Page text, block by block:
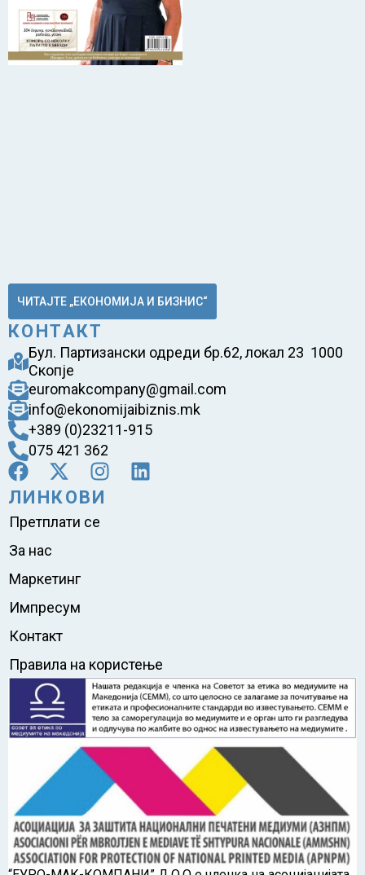
ЧИТАЈТЕ „ЕКОНОМИЈА И БИЗНИС“
КОНТАКТ
Бул. Партизански одреди бр.62, локал 23 1000
Скопје
euromakcompany@gmail.com
info@ekonomijaibiznis.mk
+389 (0)23211-915
075 421 362
ЛИНКОВИ
Претплати се
За нас
Маркетинг
Импресум
Контакт
Правила на користење